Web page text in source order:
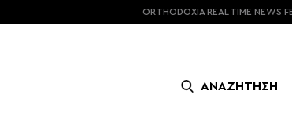
ORTHODOXIA REAL TIME NEWS
ΑΝΑΖΗΤΗΣΗ